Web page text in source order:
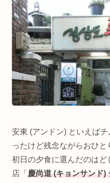
安東 (アンドン) といえば
ったけど残念ながらおひと
初日の夕食に選んだのは
店「 慶尚道 (キョンサンド)